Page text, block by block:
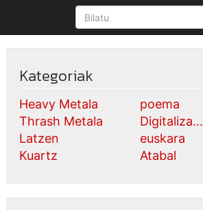
Kategoriak
Heavy Metala
Thrash Metala
Latzen
Kuartz
poema
Digitaliza...
euskara
Atabal